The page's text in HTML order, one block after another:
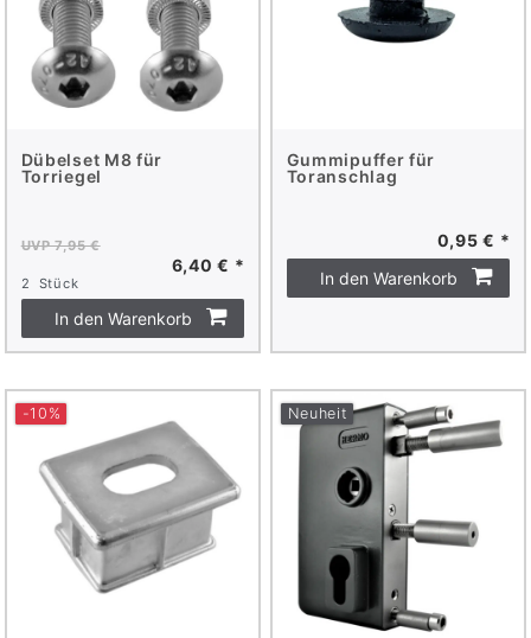
Dübelset M8 für
Torriegel
UVP 7,95 €
6,40 € *
2 Stück
In den Warenkorb
Gummipuffer für
Toranschlag
0,95 € *
In den Warenkorb
-10% Neuheit